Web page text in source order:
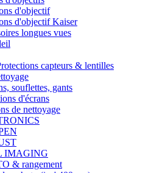
d'objectif
d'objectif Kaiser
longues vues
capteurs & lentilles
souflettes, gants
d'écrans
de nettoyage
IMAGING
& rangement